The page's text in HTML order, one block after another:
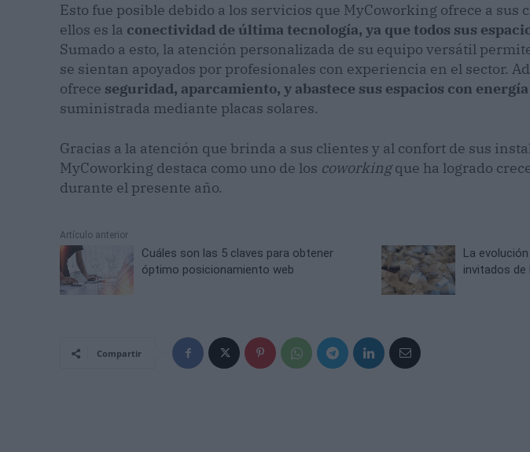
Esto fue posible debido a los servicios que MyCoworking ofrece a sus
ellos es la conectividad de última tecnología, ya que todos sus
Sumado a esto, la atención personalizada de su equipo versátil
se sientan apoyados por profesionales con experiencia en el sector.
ofrece seguridad, aparcamiento, y abastece sus espacios con
suministrada mediante placas solares.
Gracias a la atención que brinda a sus clientes y al confort de sus
MyCoworking destaca como uno de los coworkingque ha logrado
durante el presente año.
Artículo anterior
Cuáles son las 5 claves para obtener
óptimo posicionamiento web
La
invitados de
Compartir